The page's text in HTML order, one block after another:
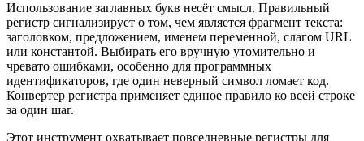
Использование заглавных букв несёт смысл. Правильный
регистр сигнализирует о том, чем является фрагмент текста:
заголовком, предложением, именем переменной, слагом URL
или константой. Выбирать его вручную утомительно и
чревато ошибками, особенно для программных
идентификаторов, где один неверный символ ломает код.
Конвертер регистра применяет единое правило ко всей строке
за один шаг.
Этот инструмент охватывает повседневные регистры для